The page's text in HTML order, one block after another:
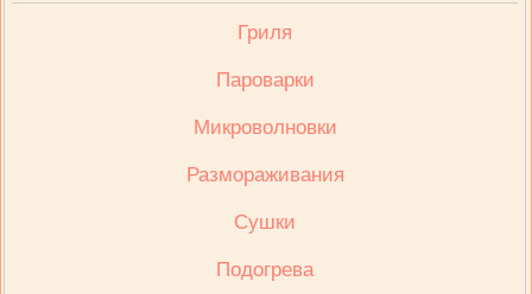
Гриля
Пароварки
Микроволновки
Размораживания
Сушки
Подогрева